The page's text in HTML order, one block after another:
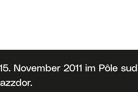
November 2011 im Pôle